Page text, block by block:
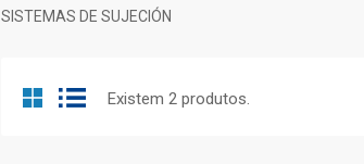
SISTEMAS DE SUJECIÓN
Existem 2 produtos.